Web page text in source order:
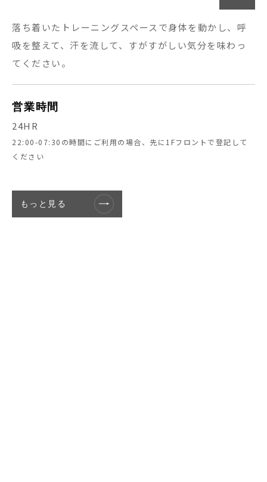
落ち着いたトレーニングスペースで身体を動かし、呼
吸を整えて、汗を流して、すがすがしい気分を味わっ
てください。
営業時間
24HR
22:00-07:30の時間にご利用の場合、先に1Fフロントで登記して
ください
もっと見る